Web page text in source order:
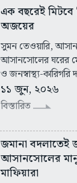
এক বছরেই মিটবে
অজয়ের
সুমন তেওয়ারি,
আসানসোলের ঘরের
ও জনস্বাস্থ্য-কারিগরি
১১ জুন, ২০২৬
বিস্তারিত
জমানা বদলাতেই
আসানসোলের
মাফিয়ারা